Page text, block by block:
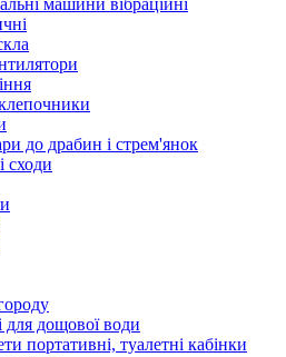
машини вібраційні
до драбин і стрем'янок
сходи
для дощової води
портативні, туалетні кабінки